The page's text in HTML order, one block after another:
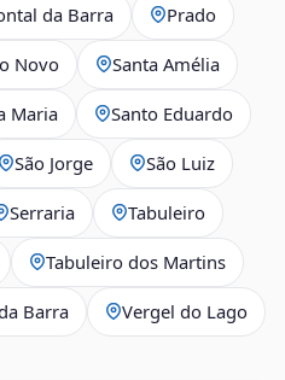
da Barra Prado
Novo Santa Amélia
Maria Santo Eduardo
São Jorge São Luiz
Serraria Tabuleiro
Tabuleiro dos Martins
Barra Vergel do Lago